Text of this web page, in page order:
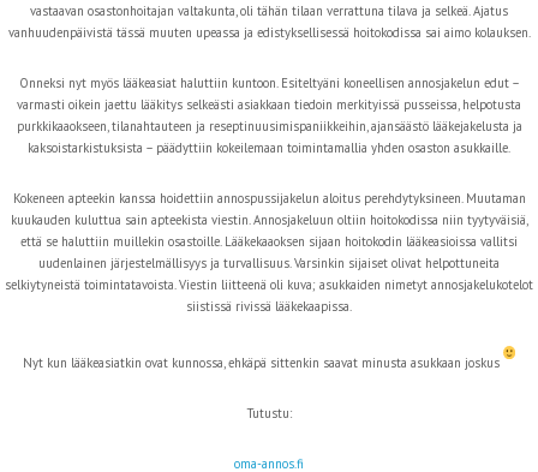
vastaavan osastonhoitajan valtakunta, oli tähän tilaan verrattuna tilava ja selkeä. Ajatus
vanhuudenpäivistä tässä muuten upeassa ja edistyksellisessä hoitokodissa sai aimo kolauksen.
Onneksi nyt myös lääkeasiat haluttiin kuntoon. Esiteltyäni koneellisen annosjakelun edut –
varmasti oikein jaettu lääkitys selkeästi asiakkaan tiedoin merkityissä pusseissa, helpotusta
purkkikaaokseen, tilanahtauteen ja reseptinuusimispaniikkeihin, ajansäästö lääkejakelusta ja
kaksoistarkistuksista – päädyttiin kokeilemaan toimintamallia yhden osaston asukkaille.
Kokeneen apteekin kanssa hoidettiin annospussijakelun aloitus perehdytyksineen. Muutaman
kuukauden kuluttua sain apteekista viestin. Annosjakeluun oltiin hoitokodissa niin tyytyväisiä,
että se haluttiin muillekin osastoille. Lääkekaaoksen sijaan hoitokodin lääkeasioissa vallitsi
uudenlainen järjestelmällisyys ja turvallisuus. Varsinkin sijaiset olivat helpottuneita
selkiytyneistä toimintatavoista. Viestin liitteenä oli kuva; asukkaiden nimetyt annosjakelukotelot
siistissä rivissä lääkekaapissa.
Nyt kun lääkeasiatkin ovat kunnossa, ehkäpä sittenkin saavat minusta asukkaan joskus
Tutustu:
oma-annos.fi